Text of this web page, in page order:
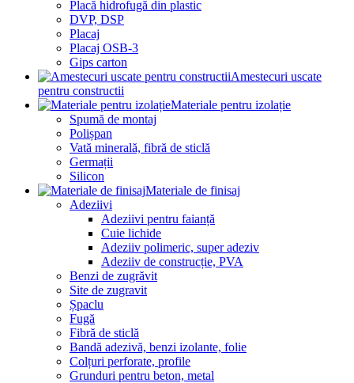
Placă hidrofugă din plastic
DVP, DSP
Placaj
Placaj OSB-3
Gips carton
Amestecuri uscate
pentru constructii
Materiale pentru izolație
Spumă de montaj
Polișpan
Vată minerală, fibră de sticlă
Germații
Silicon
Materiale de finisaj
Adeziivi
Adeziivi pentru faianță
Cuie lichide
Adeziiv polimeric, super adeziv
Adeziiv de construcție, PVA
Benzi de zugrăvit
Site de zugravit
Șpaclu
Fugă
Fibră de sticlă
Bandă adezivă, benzi izolante, folie
Colțuri perforate, profile
Grunduri pentru beton, metal